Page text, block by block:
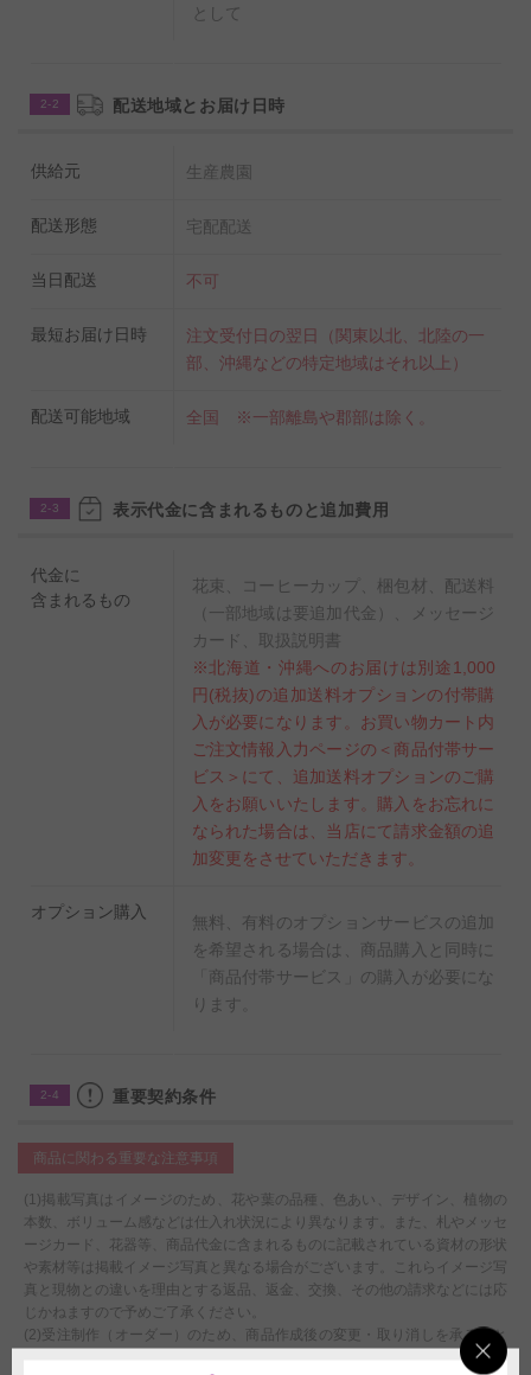
として
2-2 配送地域とお届け日時
供給元 生産農園
配送形態 宅配配送
当日配送 不可
最短お届け日時
注文受付日の翌日（関東以北、北陸の一
部、沖縄などの特定地域はそれ以上）
配送可能地域 全国 ※一部離島や郡部は除く。
2-3 表示代金に含まれるものと追加費用
代金に
含まれるもの
花束、コーヒーカップ、梱包材、配送料
（一部地域は要追加代金）、メッセージ
カード、取扱説明書
※北海道・沖縄へのお届けは別途1,000
円(税抜)の追加送料オプションの付帯購
入が必要になります。お買い物カート内
ご注文情報入力ページの＜商品付帯サー
ビス＞にて、追加送料オプションのご購
入をお願いいたします。購入をお忘れに
なられた場合は、当店にて請求金額の追
加変更をさせていただきます。
オプション購入
無料、有料のオプションサービスの追加
を希望される場合は、商品購入と同時に
「商品付帯サービス」の購入が必要にな
ります。
2-4 重要契約条件
商品に関わる重要な注意事項
(1)掲載写真はイメージのため、花や葉の品種、色あい、デザイン、植物の
本数、ボリューム感などは仕入れ状況により異なります。また、札やメッセ
ージカード、花器等、商品代金に含まれるものに記載されている資材の形状
や素材等は掲載イメージ写真と異なる場合がございます。これらイメージ写
真と現物との違いを理由とする返品、返金、交換、その他の請求などには応
じかねますので予めご了承ください。
(2)受注制作（オーダー）のため、商品作成後の変更・取り消しを承ること
ができません。制作開始後に、万が一ご注文をお取り消しされた場合も代金